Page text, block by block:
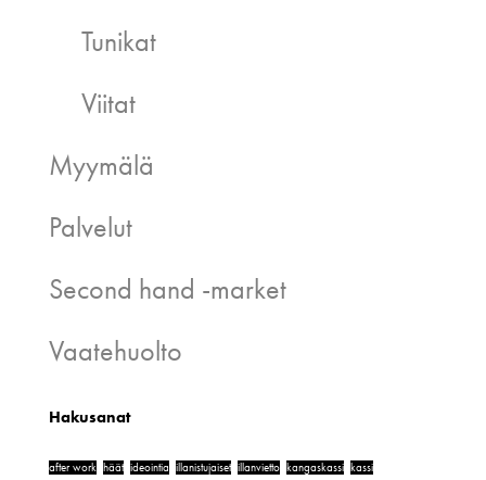
Tunikat
Viitat
Myymälä
Palvelut
Second hand -market
Vaatehuolto
Hakusanat
after work häät ideointia illanistujaiset illanvietto kangaskassi kassi